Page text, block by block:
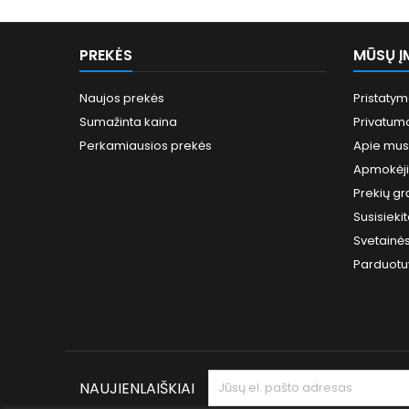
PREKĖS
Naujos prekės
Sumažinta kaina
Perkamiausios prekės
MŪSŲ
Apie mus
Prekių
NAUJIENLAIŠKIAI